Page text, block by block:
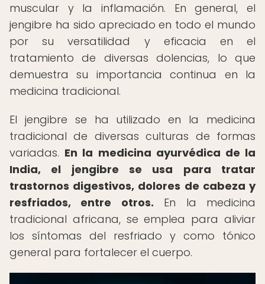
muscular y la inflamación. En general, el
jengibre ha sido apreciado en todo el mundo
por su versatilidad y eficacia en el
tratamiento de diversas dolencias, lo que
demuestra su importancia continua en la
medicina tradicional.
El jengibre se ha utilizado en la medicina
tradicional de diversas culturas de formas
variadas. En la medicina ayurvédica de la
India, el jengibre se usa para tratar
trastornos digestivos, dolores de cabeza y
resfriados, entre otros. En la medicina
tradicional africana, se emplea para aliviar
los síntomas del resfriado y como tónico
general para fortalecer el cuerpo.